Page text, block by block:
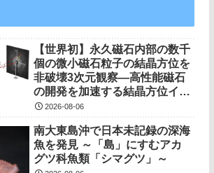
【世界初】永久磁石内部の数千
個の微小磁石粒子の結晶方位を
非破壊3次元観察―高性能磁石
の開発を加速する結晶方位イメ
ージング技術を開発―
2026-08-06
南大東島沖で日本未記録の深海
魚を発見 ～「島」にすむアカ
グツ科魚類「シマグツ」～